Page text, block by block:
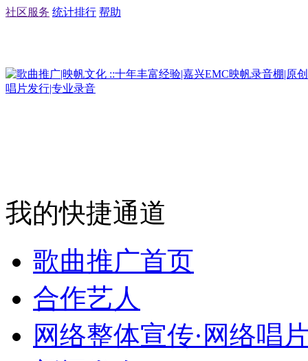
社区服务 统计排行 帮助
我的快捷通道
歌曲推广首页
合作艺人
网络整体宣传·网络唱